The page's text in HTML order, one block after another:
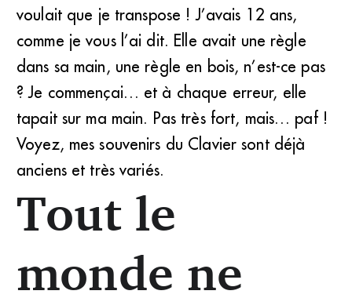
voulait que je transpose ! J’avais 12 ans,
comme je vous l’ai dit. Elle avait une règle
dans sa main, une règle en bois, n’est-ce pas
? Je commençai… et à chaque erreur, elle
tapait sur ma main. Pas très fort, mais… paf !
Voyez, mes souvenirs du Clavier sont déjà
anciens et très variés.
Tout le
monde ne